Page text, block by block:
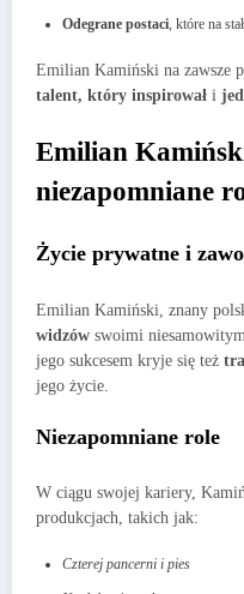
Odegrane postaci, które na
Emilian Kamiński na zawsze
talent, który inspirował i
Emilian
niezapomniane
Życie prywatne i
Emilian Kamiński, znany
widzów swoimi
jego sukcesem kryje się też
jego życie.
Niezapomniane role
W ciągu swojej kariery,
produkcjach, takich jak:
Czterej pancerni i pies